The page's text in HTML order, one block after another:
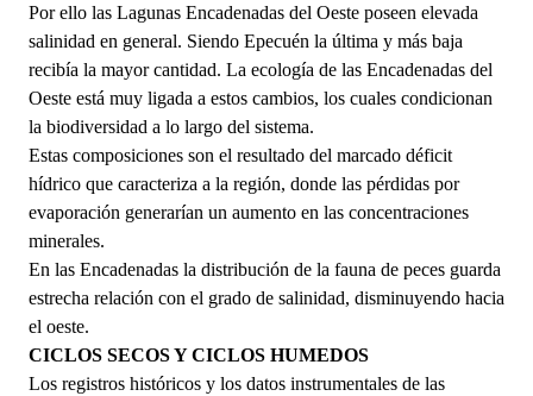
Por ello las Lagunas Encadenadas del Oeste poseen elevada
salinidad en general. Siendo Epecuén la última y más baja
recibía la mayor cantidad. La ecología de las Encadenadas del
Oeste está muy ligada a estos cambios, los cuales condicionan
la biodiversidad a lo largo del sistema.
Estas composiciones son el resultado del marcado déficit
hídrico que caracteriza a la región, donde las pérdidas por
evaporación generarían un aumento en las concentraciones
minerales.
En las Encadenadas la distribución de la fauna de peces guarda
estrecha relación con el grado de salinidad, disminuyendo hacia
el oeste.
CICLOS SECOS Y CICLOS HUMEDOS
Los registros históricos y los datos instrumentales de las